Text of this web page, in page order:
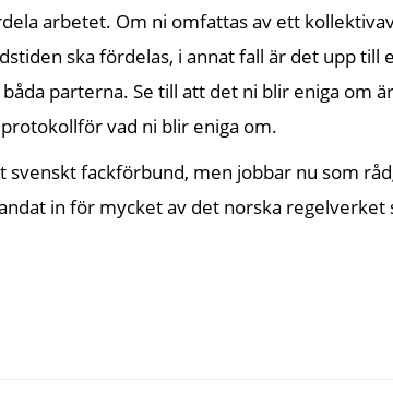
arbetet. Om ni omfattas av ett
ska fördelas, i annat fall är det upp till
parterna. Se till att det ni blir eniga om
vad ni blir eniga om.
svenskt fackförbund, men jobbar nu som
in för mycket av det norska regelverket